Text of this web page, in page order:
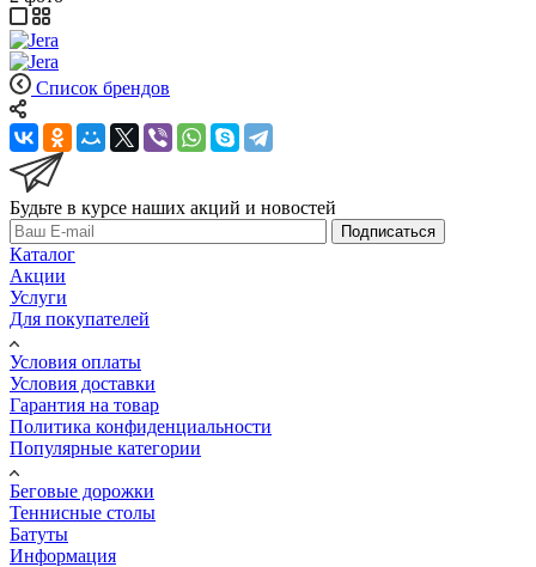
Список брендов
Будьте в курсе наших акций и новостей
Подписаться
Каталог
Акции
Услуги
Для покупателей
Условия оплаты
Условия доставки
Гарантия на товар
Политика конфиденциальности
Популярные категории
Беговые дорожки
Теннисные столы
Батуты
Информация